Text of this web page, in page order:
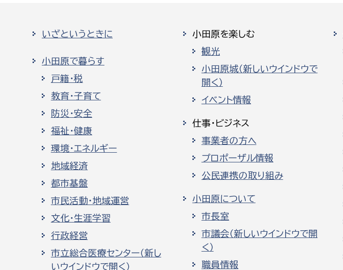
いざというときに
小田原で暮らす
戸籍・税
教育・子育て
防災・安全
福祉・健康
環境・エネルギー
地域経済
都市基盤
市民活動・地域運営
文化・生涯学習
行政経営
市立総合医療センター（新し
いウインドウで開く）
小田原を楽しむ
観光
小田原城（新しいウインドウで
開く）
イベント情報
仕事・ビジネス
事業者の方へ
プロポーザル情報
公民連携の取り組み
小田原について
市長室
市議会（新しいウインドウで開
く）
職員情報